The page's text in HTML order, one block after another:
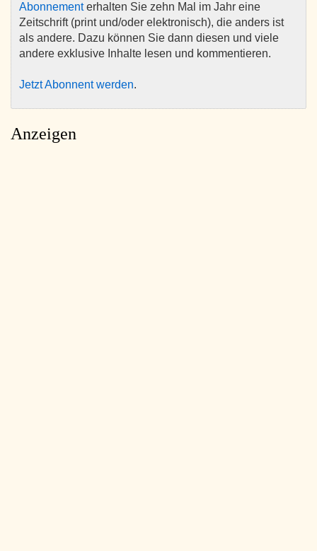
Abonnementerhalten Sie zehn Mal im Jahr eine
Zeitschrift (print und/oder elektronisch), die anders ist
als andere. Dazu können Sie dann diesen und viele
andere exklusive Inhalte lesen und kommentieren.
Jetzt Abonnent werden.
Anzeigen